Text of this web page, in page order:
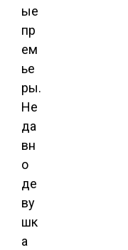
ые
пр
ем
ье
ры.
Не
да
вн
о
де
ву
шк
а